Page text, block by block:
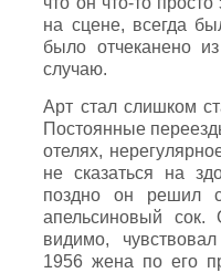
на сцене, всегда
было отчеканено
случаю.
Арт стал слишком
Постоянные
отелях,
не сказаться на
поздно он решил
апельсиновый сок.
видимо,
1956 жена по его